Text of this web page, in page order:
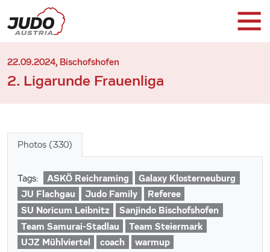
22.09.2024, Bischofshofen
2. Ligarunde Frauenliga
Photos (330)
Tags: ASKÖ Reichraming
Galaxy Klosterneuburg
JU Flachgau
Judo Family
Referee
SU Noricum Leibnitz
Sanjindo Bischofshofen
Team Samurai-Stadlau
Team Steiermark
UJZ Mühlviertel
coach warmup